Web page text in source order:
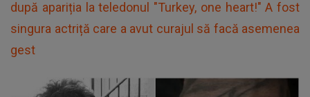
după apariția la teledonul "Turkey, one heart!" A fost
singura actriță care a avut curajul să facă asemenea
gest